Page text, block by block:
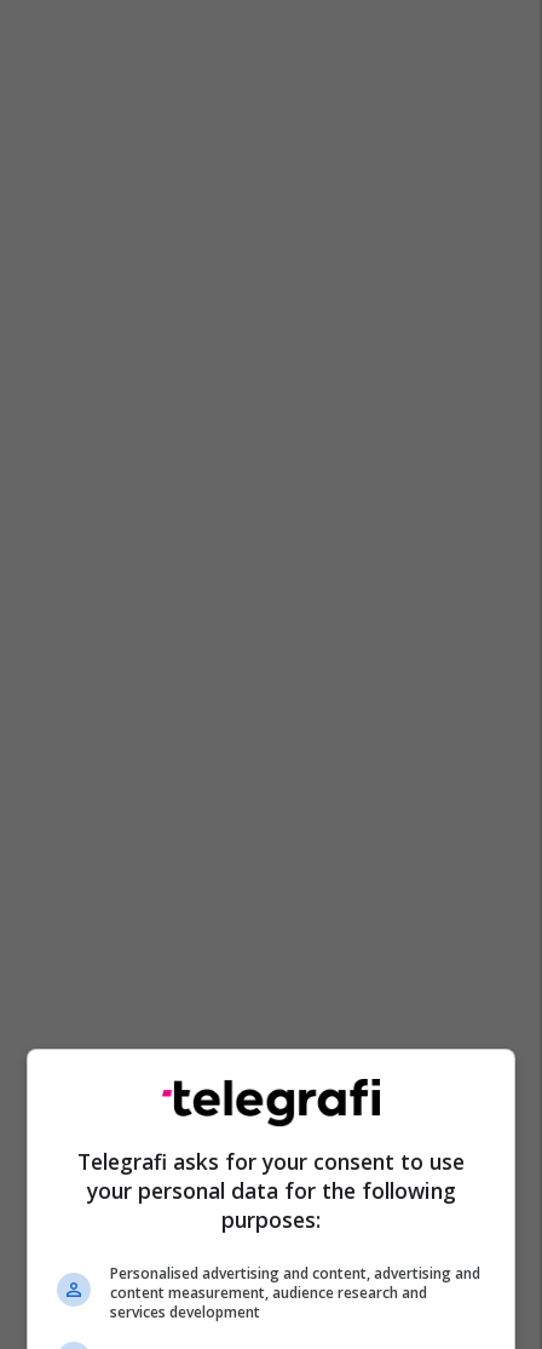
Kf Prishtina Mario Morina
Superliga E Kosovës
Kf Feronikeli
Telegrafi asks for your consent to use
your personal data for the following
purposes:
Personalised advertising and content, advertising and
content measurement, audience research and
services development